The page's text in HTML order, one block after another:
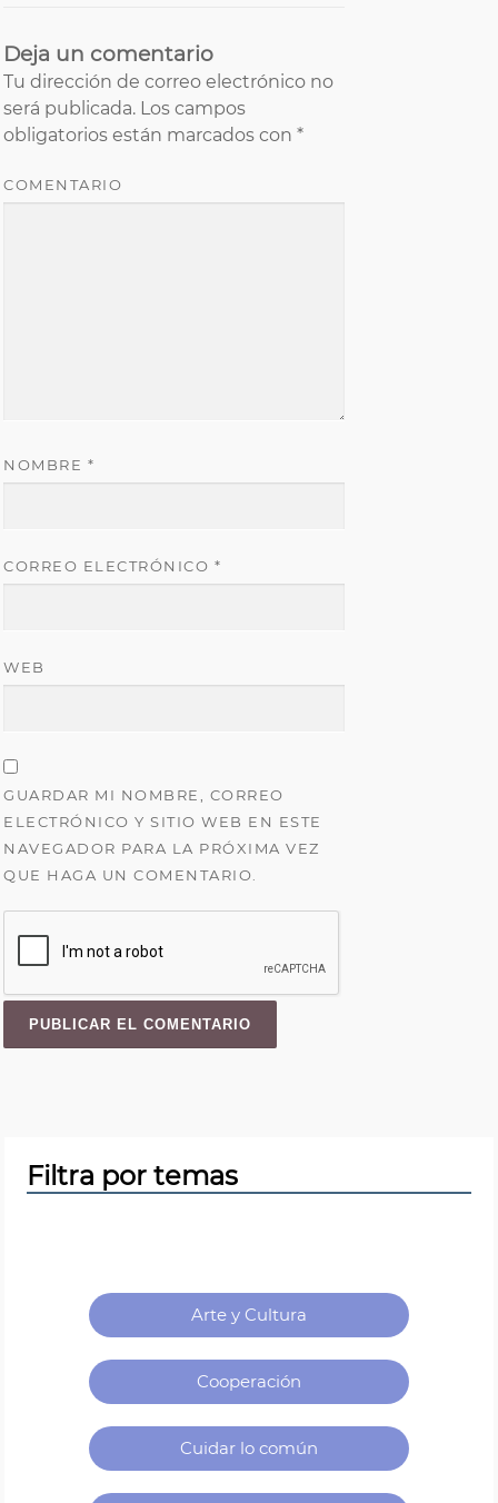
Deja un comentario
Tu dirección de correo electrónico no
será publicada. Los campos
obligatorios están marcados con*
COMENTARIO
NOMBRE *
CORREO ELECTRÓNICO *
WEB
GUARDAR MI NOMBRE, CORREO
ELECTRÓNICO Y SITIO WEB EN ESTE
NAVEGADOR PARA LA PRÓXIMA VEZ
QUE HAGA UN COMENTARIO.
Filtra por temas
Arte y Cultura
Cooperación
Cuidar lo común